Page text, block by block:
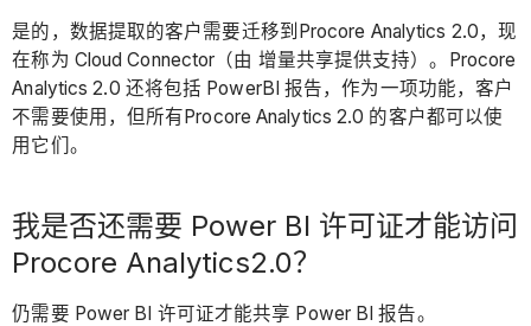
是的，数据提取的客户需要迁移到Procore Analytics 2.0，现
在称为 Cloud Connector（由 增量共享提供支持）。Procore
Analytics 2.0 还将包括 PowerBI 报告，作为一项功能，客户
不需要使用，但所有Procore Analytics 2.0 的客户都可以使
用它们。
我是否还需要 Power BI 许可证才能访问
Procore Analytics2.0？
仍需要 Power BI 许可证才能共享 Power BI 报告。